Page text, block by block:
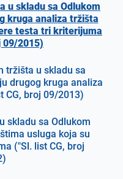
u skladu sa Odlukom
kruga analiza tržišta
testa tri kriterijuma
09/2015)
tržišta u skladu sa
drugog kruga analiza
CG, broj 09/2013)
skladu sa Odlukom
usluga koja su
("Sl. list CG, broj